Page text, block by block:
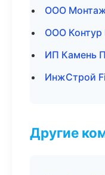
ООО
ООО
ИП Камень
ИнжСтрой
Другие